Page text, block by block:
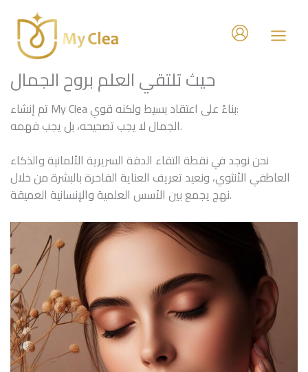
content
حيث تلتقي العلم بروح الجمال
تم إنشاء My Clea بناءً على اعتقاد بسيط ولكنه قوي:
الجمال لا يجب تصحيحه، بل يجب فهمه.
نحن نوجد في نقطة التقاء الدقة السريرية الألمانية والذكاء
العاطفي الأنثوي، ونعيد تعريف العناية الفاخرة بالبشرة من خلال
نهج يجمع بين الأسس العلمية والإنسانية العميقة.